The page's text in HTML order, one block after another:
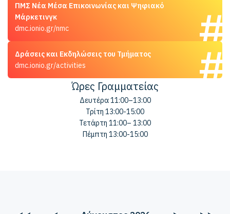
ΠΜΣ Νέα Μέσα Επικοινωνίας και Ψηφιακό
Μάρκετινγκ
dmc.ionio.gr/nmc
Δράσεις και Εκδηλώσεις του Τμήματος
dmc.ionio.gr/activities
Ώρες Γραμματείας
Δευτέρα 11:00–13:00
Τρίτη 13:00-15:00
Τετάρτη 11:00– 13:00
Πέμπτη 13:00-15:00